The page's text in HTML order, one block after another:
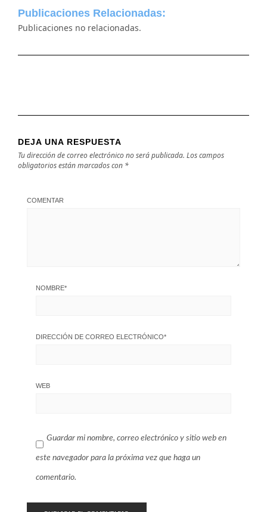
Publicaciones Relacionadas:
Publicaciones no relacionadas.
DEJA UNA RESPUESTA
Tu dirección de correo electrónico no será publicada. Los campos
obligatorios están marcados con *
COMENTAR
NOMBRE*
DIRECCIÓN DE CORREO ELECTRÓNICO*
WEB
Guardar mi nombre, correo electrónico y sitio web en
este navegador para la próxima vez que haga un
comentario.